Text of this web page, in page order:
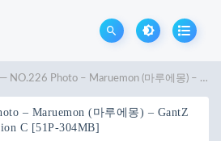
Photo – Maruemon (마루에몽) – GantZ Version C [51P-304MB]
– Maruemon (마루에몽) – GantZ
C [51P-304MB]